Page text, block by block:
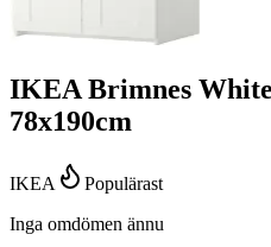
IKEA Brimnes
78x190cm
IKEA
Populärast
Inga omdömen ännu